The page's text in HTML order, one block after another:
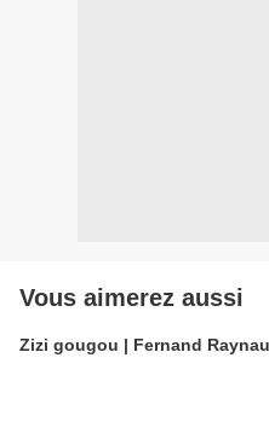
Vous aimerez aussi
Zizi gougou | Fernand